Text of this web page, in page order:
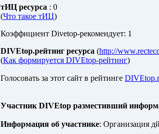
тИЦ ресурса : 0
(Что такое тИЦ)
Коэффициент Divetop-рекомендует: 1
DIVEtop.рейтинг ресурса (http://
(Как формируется DIVEtop-рейтинг)
Голосовать за этот сайт в рейтинге
Участник DIVEtop разместивший
Информация об участнике: Организация